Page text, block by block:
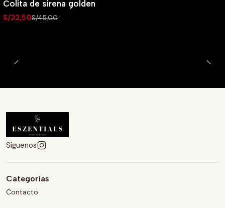
Colita de sirena golden
S/22,50S/45,00
Síguenos
Categorías
Contacto